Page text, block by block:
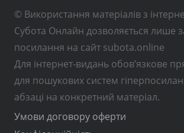
© Використання матеріалів з
Субота Онлайн дозволяється лише
посилання на сайт subota.online
Для інтернет-видань обов’язкове
для пошукових систем
абзаці на конкретний матеріал.
Умови договору оферти